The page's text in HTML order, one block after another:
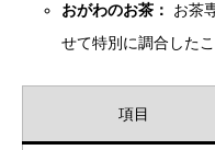
おがわのお茶：
お茶
せて特別に調合した
項目